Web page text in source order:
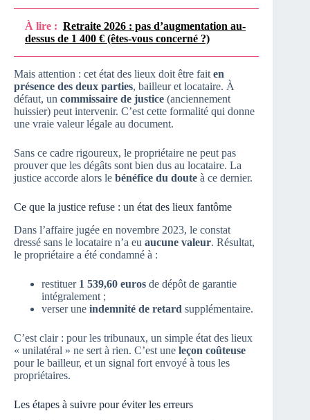
À lire : Retraite 2026 : pas d’augmentation au-
dessus de 1 400 € (êtes-vous concerné ?)
Mais attention : cet état des lieux doit être fait en
présence des deux parties, bailleur et locataire. À
défaut, un commissaire de justice (anciennement
huissier) peut intervenir. C’est cette formalité qui donne
une vraie valeur légale au document.
Sans ce cadre rigoureux, le propriétaire ne peut pas
prouver que les dégâts sont bien dus au locataire. La
justice accorde alors le bénéfice du doute à ce dernier.
Ce que la justice refuse : un état des lieux fantôme
Dans l’affaire jugée en novembre 2023, le constat
dressé sans le locataire n’a eu aucune valeur. Résultat,
le propriétaire a été condamné à :
restituer 1 539,60 euros de dépôt de garantie
intégralement ;
verser une indemnité de retard supplémentaire.
C’est clair : pour les tribunaux, un simple état des lieux
« unilatéral » ne sert à rien. C’est une leçon coûteuse
pour le bailleur, et un signal fort envoyé à tous les
propriétaires.
Les étapes à suivre pour éviter les erreurs